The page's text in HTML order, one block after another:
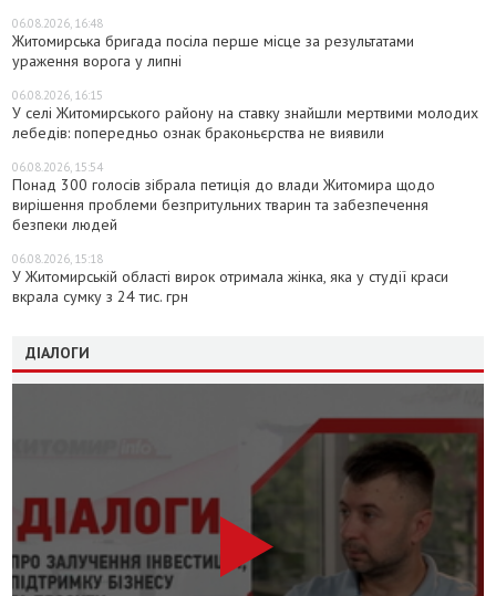
06.08.2026, 16:48
Житомирська бригада посіла перше місце за результатами
ураження ворога у липні
06.08.2026, 16:15
У селі Житомирського району на ставку знайшли мертвими молодих
лебедів: попередньо ознак браконьєрства не виявили
06.08.2026, 15:54
Понад 300 голосів зібрала петиція до влади Житомира щодо
вирішення проблеми безпритульних тварин та забезпечення
безпеки людей
06.08.2026, 15:18
У Житомирській області вирок отримала жінка, яка у студії краси
вкрала сумку з 24 тис. грн
ДІАЛОГИ